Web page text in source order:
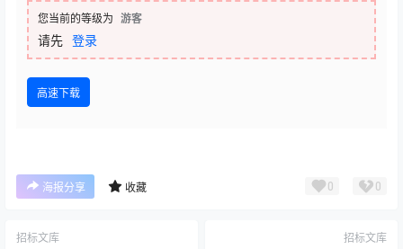
您当前的等级为 游客
请先 登录
高速下载
海报分享 收藏 0 0
招标文库 招标文库